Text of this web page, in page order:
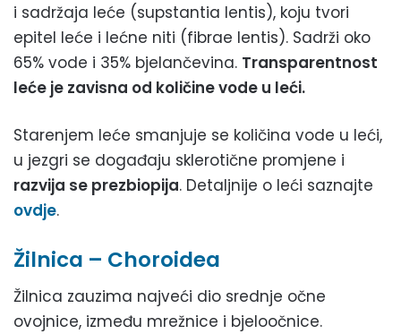
i sadržaja leće (supstantia lentis), koju tvori
epitel leće i lećne niti (fibrae lentis). Sadrži oko
65% vode i 35% bjelančevina. Transparentnost
leće je zavisna od količine vode u leći.
Starenjem leće smanjuje se količina vode u leći,
u jezgri se događaju sklerotične promjene i
razvija se prezbiopija. Detaljnije o leći saznajte
ovdje.
Žilnica – Choroidea
Žilnica zauzima najveći dio srednje očne
ovojnice, između mrežnice i bjeloočnice.